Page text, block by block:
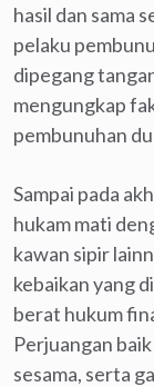
hasil dan sama
pelaku
dipegang
mengungkap
pembunuhan
Sampai pada
hukam mati
kawan sipir
kebaikan yang
berat hukum
Perjuangan
sesama, serta